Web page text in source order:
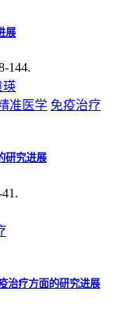
展
144.
瑛
准医学 免疫治疗
研究进展
治疗方面的研究进展